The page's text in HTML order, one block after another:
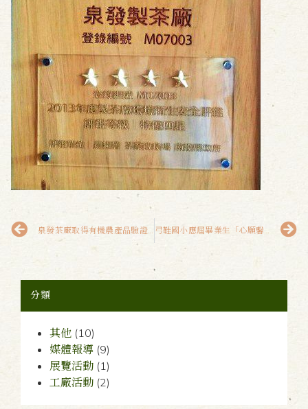
泉發茶廠取得有機農產品驗證證書 弓鞋國小應屆畢業生「心願馨茶」-泉發製茶廠
分類
其他 (10)
媒體報導 (9)
展覽活動 (1)
工廠活動 (2)